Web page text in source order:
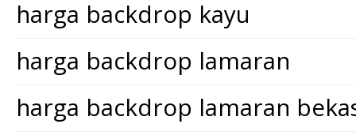
harga backdrop kayu
harga backdrop lamaran
harga backdrop lamaran